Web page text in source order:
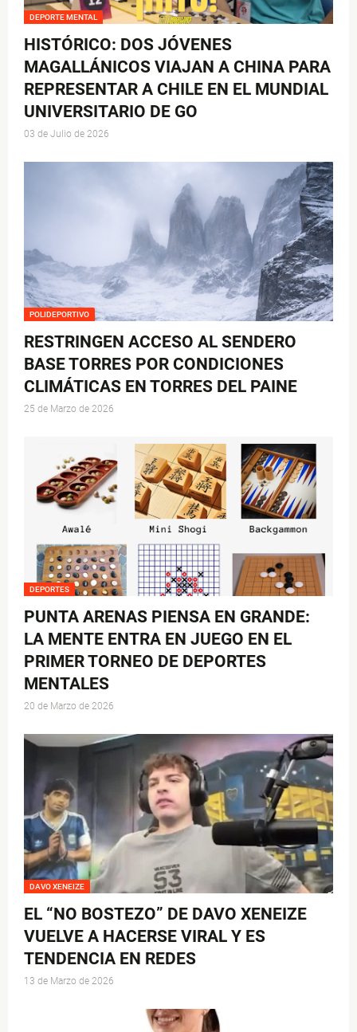
DEPORTE MENTAL
HISTÓRICO: DOS JÓVENES
MAGALLÁNICOS VIAJAN A CHINA PARA
REPRESENTAR A CHILE EN EL MUNDIAL
UNIVERSITARIO DE GO
03 de Julio de 2026
POLIDEPORTIVO
RESTRINGEN ACCESO AL SENDERO
BASE TORRES POR CONDICIONES
CLIMÁTICAS EN TORRES DEL PAINE
25 de Marzo de 2026
DEPORTES
PUNTA ARENAS PIENSA EN GRANDE:
LA MENTE ENTRA EN JUEGO EN EL
PRIMER TORNEO DE DEPORTES
MENTALES
20 de Marzo de 2026
DAVO XENEIZE
EL “NO BOSTEZO” DE DAVO XENEIZE
VUELVE A HACERSE VIRAL Y ES
TENDENCIA EN REDES
13 de Marzo de 2026